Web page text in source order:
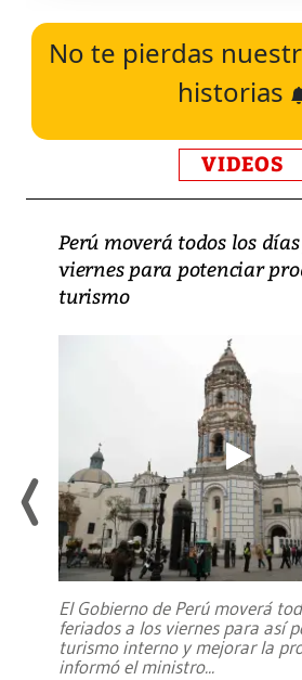
No te pierdas
historias
VIDEOS
Perú moverá todos los
viernes para potenciar
turismo
El Gobierno de Perú moverá
feriados a los viernes para así
turismo interno y mejorar la
informó el ministro...